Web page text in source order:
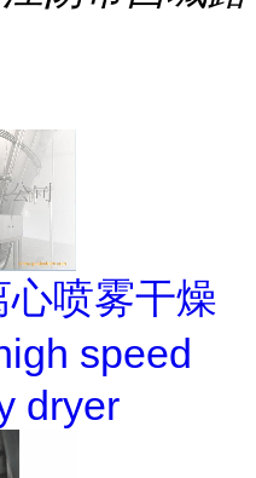
喷雾干燥
speed
dryer